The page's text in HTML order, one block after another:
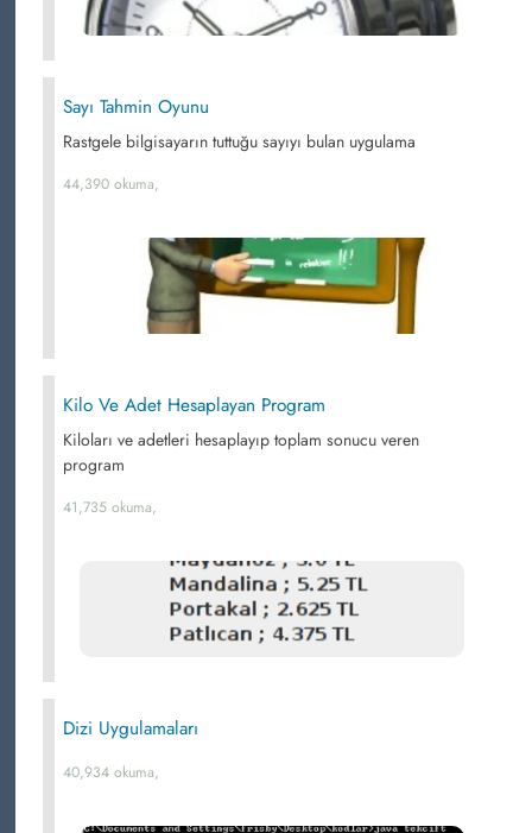
Sayı Tahmin Oyunu
Rastgele bilgisayarın tuttuğu sayıyı bulan uygulama
44,390 okuma,
Kilo Ve Adet Hesaplayan Program
Kiloları ve adetleri hesaplayıp toplam sonucu veren
program
41,735 okuma,
Dizi Uygulamaları
40,934 okuma,